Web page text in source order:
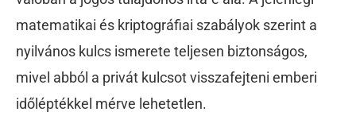
matematikai és kriptográfiai szabályok szerint a
nyilvános kulcs ismerete teljesen biztonságos,
mivel abból a privát kulcsot visszafejteni emberi
időléptékkel mérve lehetetlen.